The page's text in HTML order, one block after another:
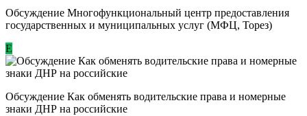
Обсуждение Многофункциональный центр предоставления
государственных и муниципальных услуг (МФЦ, Торез)
E
Обсуждение ​Как обменять водительские права и номерные
знаки ДНР на российские